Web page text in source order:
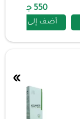
550 جنيه
أضف إلى السلة
»